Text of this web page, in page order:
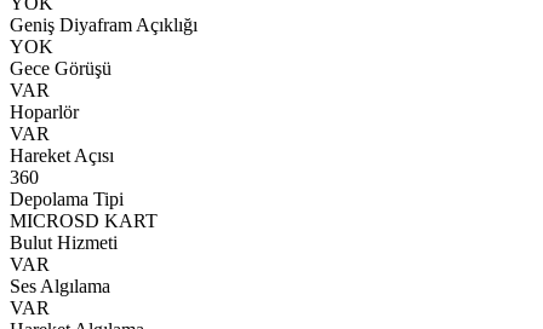
Geniş Diyafram Açıklığı
YOK
Gece Görüşü
VAR
Hoparlör
VAR
Hareket Açısı
360
Depolama Tipi
MICROSD KART
Bulut Hizmeti
VAR
Ses Algılama
VAR